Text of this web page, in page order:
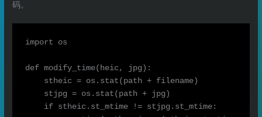
码。
import os
def modify_time(heic, jpg):
    stheic = os.stat(path + filename)
    stjpg = os.stat(path + jpg)
    if stheic.st_mtime != stjpg.st_mtime: